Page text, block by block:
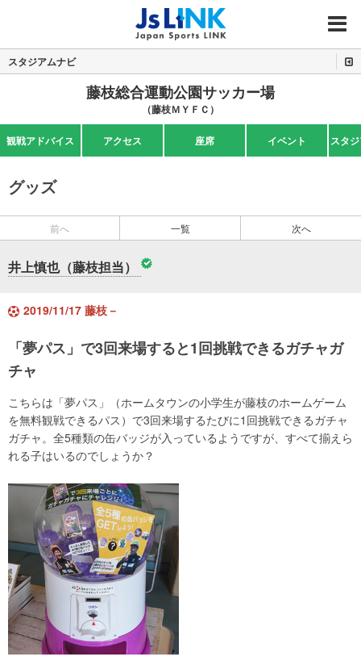
MENU
スタジアムナビ
藤枝総合運動公園サッカー場
（藤枝ＭＹＦＣ）
観戦アドバイス アクセス 座席 イベント スタ
グッズ
前へ 一覧 次へ
井上慎也（藤枝担当）
2019/11/17 藤枝－
「夢パス」で3回来場すると1回挑戦できるガチャガ
チャ
こちらは「夢パス」（ホームタウンの小学生が藤枝のホームゲーム
を無料観戦できるパス）で3回来場するたびに1回挑戦できるガチャ
ガチャ。全5種類の缶バッジが入っているようですが、すべて揃えら
れる子はいるのでしょうか？